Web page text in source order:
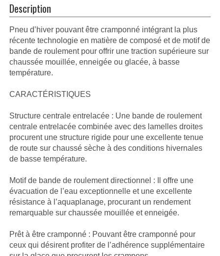
Description
Pneu d’hiver pouvant être cramponné intégrant la plus
récente technologie en matière de composé et de motif de
bande de roulement pour offrir une traction supérieure sur
chaussée mouillée, enneigée ou glacée, à basse
température.
CARACTÉRISTIQUES
Structure centrale entrelacée : Une bande de roulement
centrale entrelacée combinée avec des lamelles droites
procurent une structure rigide pour une excellente tenue
de route sur chaussé sèche à des conditions hivernales
de basse température.
Motif de bande de roulement directionnel : Il offre une
évacuation de l’eau exceptionnelle et une excellente
résistance à l’aquaplanage, procurant un rendement
remarquable sur chaussée mouillée et enneigée.
Prêt à être cramponné : Pouvant être cramponné pour
ceux qui désirent profiter de l’adhérence supplémentaire